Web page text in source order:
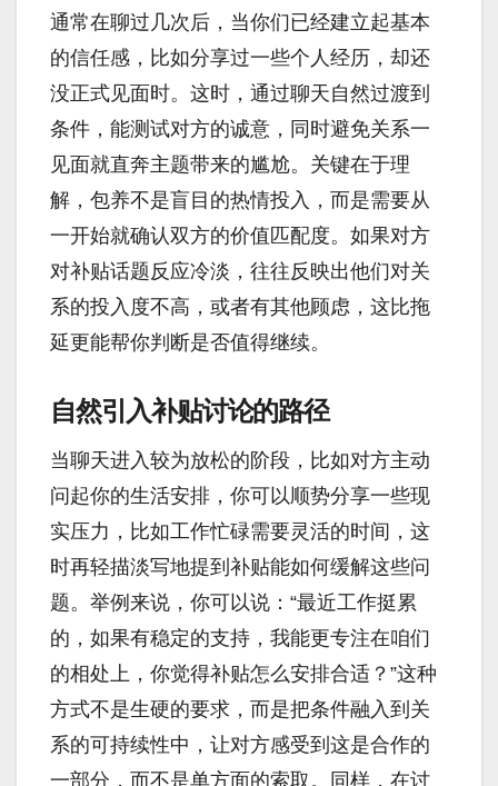
通常在聊过几次后，当你们已经建立起基本
的信任感，比如分享过一些个人经历，却还
没正式见面时。这时，通过聊天自然过渡到
条件，能测试对方的诚意，同时避免关系一
见面就直奔主题带来的尴尬。关键在于理
解，包养不是盲目的热情投入，而是需要从
一开始就确认双方的价值匹配度。如果对方
对补贴话题反应冷淡，往往反映出他们对关
系的投入度不高，或者有其他顾虑，这比拖
延更能帮你判断是否值得继续。
自然引入补贴讨论的路径
当聊天进入较为放松的阶段，比如对方主动
问起你的生活安排，你可以顺势分享一些现
实压力，比如工作忙碌需要灵活的时间，这
时再轻描淡写地提到补贴能如何缓解这些问
题。举例来说，你可以说：“最近工作挺累
的，如果有稳定的支持，我能更专注在咱们
的相处上，你觉得补贴怎么安排合适？”这种
方式不是生硬的要求，而是把条件融入到关
系的可持续性中，让对方感受到这是合作的
一部分，而不是单方面的索取。同样，在讨